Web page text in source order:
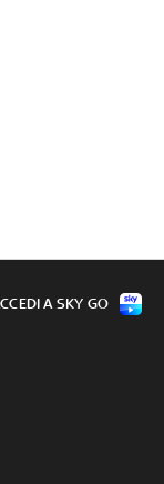
A SKY GO